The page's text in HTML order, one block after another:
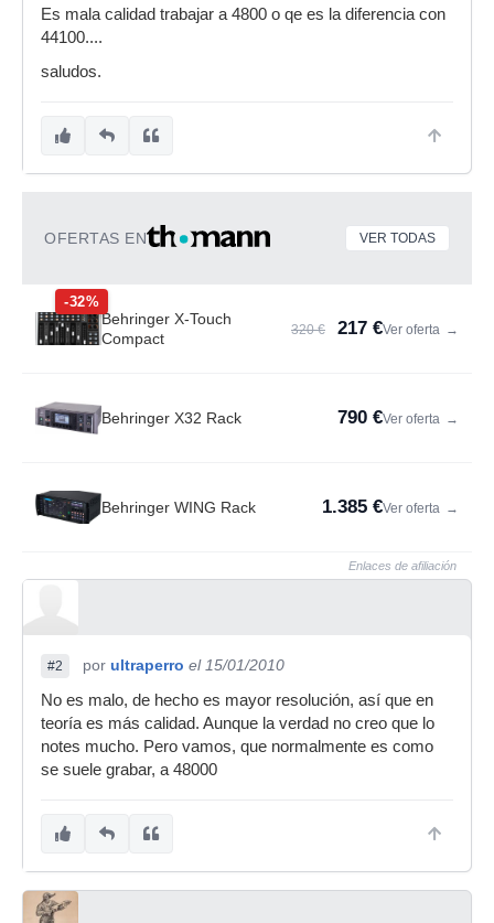
Es mala calidad trabajar a 4800 o qe es la diferencia con
44100....
saludos.
OFERTAS EN VER TODAS
-32%
Behringer X-Touch
Compact
320 € 217 €Ver oferta →
Behringer X32 Rack 790 €Ver oferta →
Behringer WING Rack 1.385 €Ver oferta →
Enlaces de afiliación
#2 por ultraperro el 15/01/2010
No es malo, de hecho es mayor resolución, así que en
teoría es más calidad. Aunque la verdad no creo que lo
notes mucho. Pero vamos, que normalmente es como
se suele grabar, a 48000